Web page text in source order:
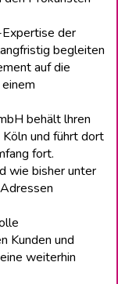
der
begleiten
auf die
behält lhren
und führt dort
fort.
wie bisher unter
Kunden und
weiterhin